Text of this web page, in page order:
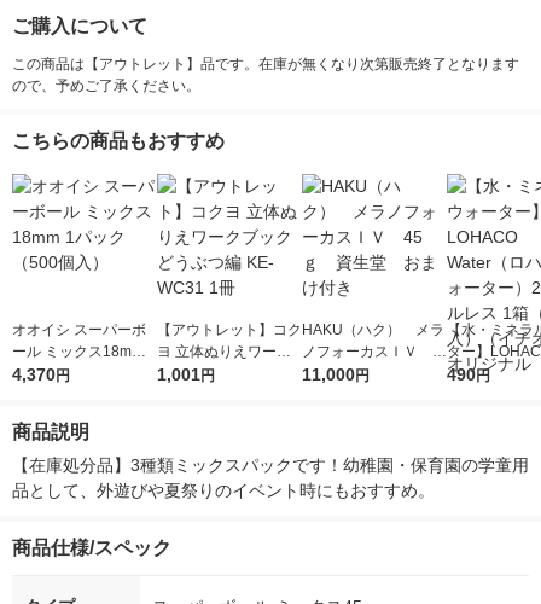
ご購入について
この商品は【アウトレット】品です。在庫が無くなり次第販売終了となります
ので、予めご了承ください。
こちらの商品もおすすめ
オオイシ スーパーボ
ール ミックス18mm 1
パック（500個入）
4,370円
【アウトレット】コク
ヨ 立体ぬりえワーク
ブック どうぶつ編 KE
1,001円
HAKU（ハク） メラ
ノフォーカスＩＶ 4
5ｇ 資生堂 おまけ
11,000円
【水・ミネラ
ター】
r（ロハコウ
490円
商品説明
【在庫処分品】3種類ミックスパックです！幼稚園・保育園の学童用
品として、外遊びや夏祭りのイベント時にもおすすめ。
商品仕様/スペック